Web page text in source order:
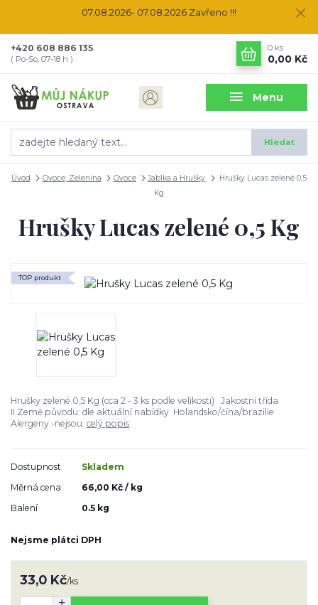
07.08.2026- 07.08.2026 Zavřeno !!!
Menu
Hledat
+420 608 886 135
( Po-So, 07-18 h )
0 ks
0,00 Kč
Úvod Ovoce, Zelenina Ovoce Jablka a Hrušky
Hrušky Lucas zelené 0,5
Kg
Hrušky Lucas zelené 0,5 Kg
TOP produkt
Hrušky zelené 0,5 Kg (cca 2 - 3 ks podle velikosti) Jakostní třída
II.Země původu: dle aktuální nabídky Holandsko/čína/brazilie
Alergeny -nejsou. celý popis
Dostupnost
Skladem
Měrná cena
66,00 Kč / kg
Balení
0.5 kg
Nejsme plátci DPH
33,0 Kč/ks